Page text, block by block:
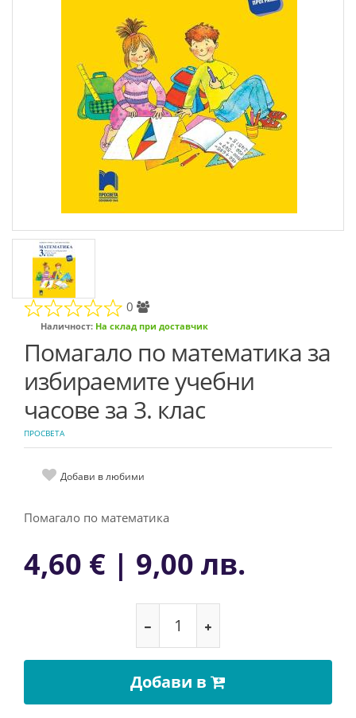
0
Наличност: На склад при доставчик
Помагало по математика за
избираемите учебни
часове за 3. клас
ПРОСВЕТА
Добави в любими
Помагало по математика
4,60 € | 9,00 лв.
Добави в